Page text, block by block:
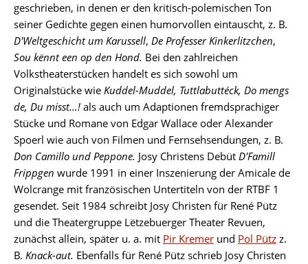
geschrieben, in denen er den kritisch-polemischen Ton
seiner Gedichte gegen einen humorvollen eintauscht, z. B.
D'Weltgeschicht um Karussell, De Professer Kinkerlitzchen,
Sou kënnt een op den Hond. Bei den zahlreichen
Volkstheaterstücken handelt es sich sowohl um
Originalstücke wie Kuddel-Muddel, Tuttlabuttéck, Do mengs
de, Du misst...! als auch um Adaptionen fremdsprachiger
Stücke und Romane von Edgar Wallace oder Alexander
Spoerl wie auch von Filmen und Fernsehsendungen, z. B.
Don Camillo und Peppone. Josy Christens Debüt D'Famill
Frippgen wurde 1991 in einer Inszenierung der Amicale de
Wolcrange mit französischen Untertiteln von der RTBF 1
gesendet. Seit 1984 schreibt Josy Christen für René Pütz
und die Theatergruppe Lëtzebuerger Theater Revuen,
zunächst allein, später u. a. mit Pir Kremer und Pol Pütz z.
B. Knack-aut. Ebenfalls für René Pütz schrieb Josy Christen